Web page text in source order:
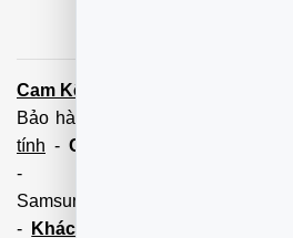
Cam Kết:
Bảo hành tận tâm - Xuất hóa đơn
tính - Cài Win Tận Nơi
-
-
Khách hàng lưu ý: